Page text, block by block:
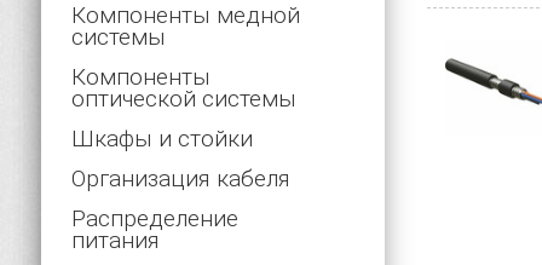
Компоненты медной
системы
Компоненты
оптической системы
Шкафы и стойки
Организация кабеля
Распределение
питания
этим